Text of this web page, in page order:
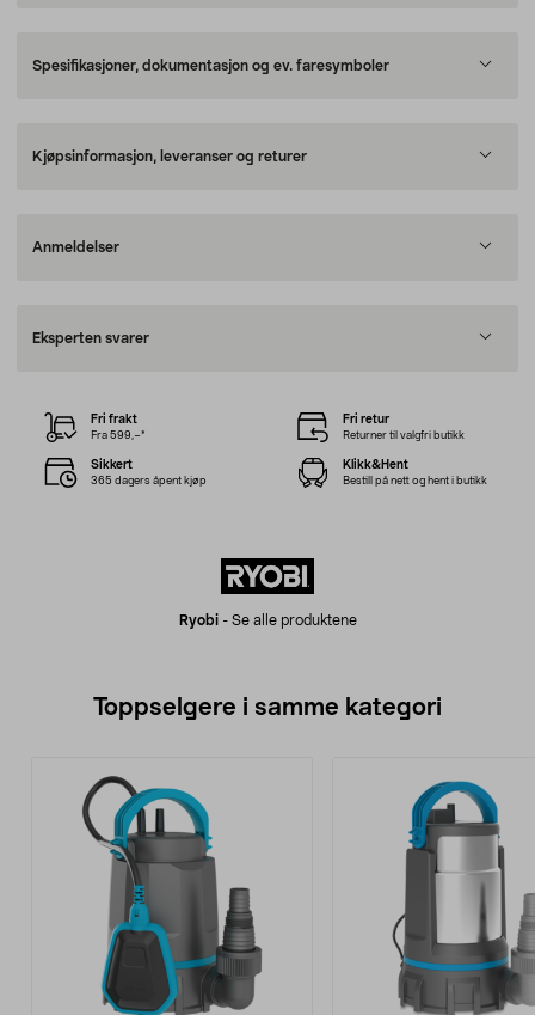
Spesifikasjoner, dokumentasjon og ev. faresymboler
Kjøpsinformasjon, leveranser og returer
Anmeldelser
Eksperten svarer
Ryobi- Se alle produktene
Fri frakt
Fra 599,–*
Fri retur
Returner til valgfri butikk
Sikkert
365 dagers åpent kjøp
Klikk&Hent
Bestill på nett og hent i butikk
Toppselgere i samme kategori